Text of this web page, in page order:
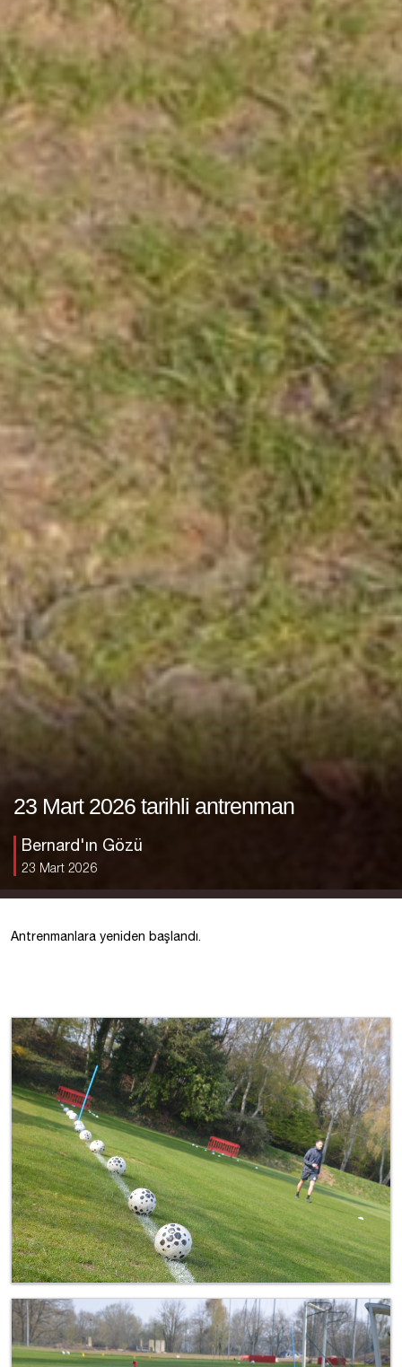
23 Mart 2026 tarihli antrenman
Bernard'ın Gözü
23 Mart 2026
Antrenmanlara yeniden başlandı.